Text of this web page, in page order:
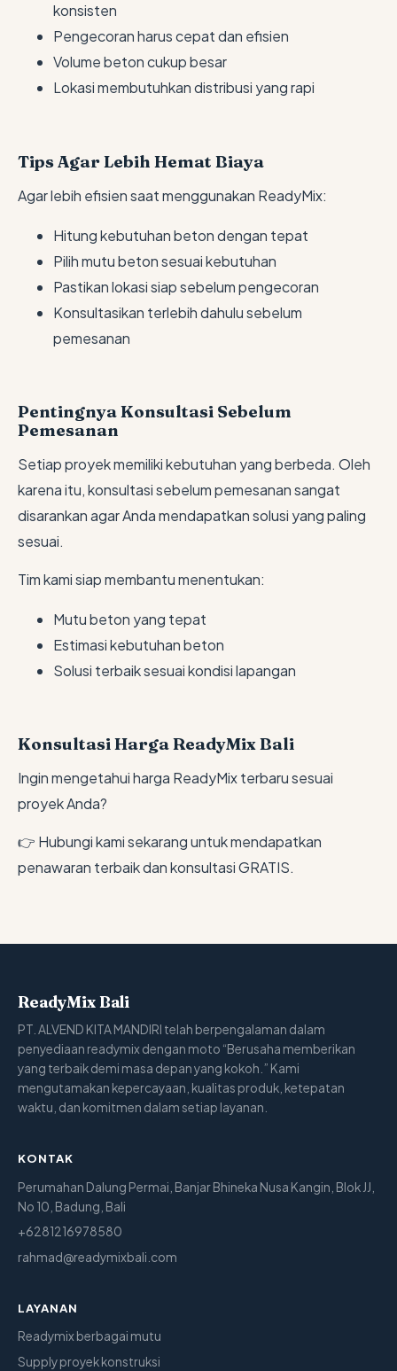
konsisten
Pengecoran harus cepat dan efisien
Volume beton cukup besar
Lokasi membutuhkan distribusi yang rapi
Tips Agar Lebih Hemat Biaya
Agar lebih efisien saat menggunakan ReadyMix:
Hitung kebutuhan beton dengan tepat
Pilih mutu beton sesuai kebutuhan
Pastikan lokasi siap sebelum pengecoran
Konsultasikan terlebih dahulu sebelum
pemesanan
Pentingnya Konsultasi Sebelum
Pemesanan
Setiap proyek memiliki kebutuhan yang berbeda. Oleh
karena itu, konsultasi sebelum pemesanan sangat
disarankan agar Anda mendapatkan solusi yang paling
sesuai.
Tim kami siap membantu menentukan:
Mutu beton yang tepat
Estimasi kebutuhan beton
Solusi terbaik sesuai kondisi lapangan
Konsultasi Harga ReadyMix Bali
Ingin mengetahui harga ReadyMix terbaru sesuai
proyek Anda?
👉 Hubungi kami sekarang untuk mendapatkan
penawaran terbaik dan konsultasi GRATIS.
ReadyMix Bali
PT. ALVEND KITA MANDIRI telah berpengalaman dalam
penyediaan readymix dengan moto “Berusaha memberikan
yang terbaik demi masa depan yang kokoh.” Kami
mengutamakan kepercayaan, kualitas produk, ketepatan
waktu, dan komitmen dalam setiap layanan.
KONTAK
Perumahan Dalung Permai, Banjar Bhineka Nusa Kangin, Blok JJ,
No 10, Badung, Bali
+6281216978580
rahmad@readymixbali.com
LAYANAN
Readymix berbagai mutu
Supply proyek konstruksi